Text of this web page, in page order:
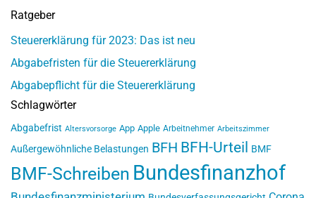
Ratgeber
Steuererklärung für 2023: Das ist neu
Abgabefristen für die Steuererklärung
Abgabepflicht für die Steuererklärung
Schlagwörter
Abgabefrist Altersvorsorge App Apple Arbeitnehmer Arbeitszimmer
Außergewöhnliche Belastungen BFH BFH-Urteil BMF
BMF-Schreiben Bundesfinanzhof